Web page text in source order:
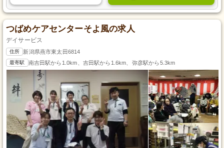
つばめケアセンターそよ風の求人
デイサービス
住所 新潟県燕市東太田6814
最寄駅 南吉田駅から1.0km、吉田駅から1.6km、弥彦駅から5.3km